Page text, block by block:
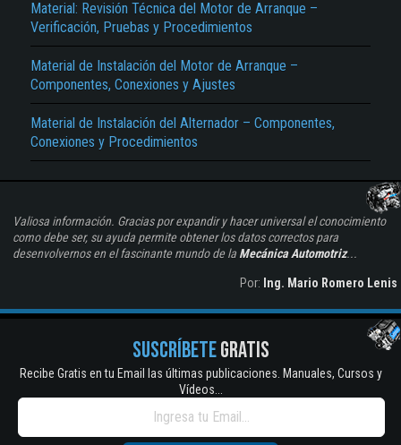
Material: Revisión Técnica del Motor de Arranque –
Verificación, Pruebas y Procedimientos
Material de Instalación del Motor de Arranque –
Componentes, Conexiones y Ajustes
Material de Instalación del Alternador – Componentes,
Conexiones y Procedimientos
Valiosa información. Gracias por expandir y hacer universal el conocimiento
como debe ser, su ayuda permite obtener los datos correctos para
desenvolvernos en el fascinante mundo de la Mecánica Automotriz...
Por: Ing. Mario Romero Lenis
SUSCRÍBETEGRATIS
Recibe Gratis en tu Email las últimas publicaciones. Manuales, Cursos y
Vídeos...